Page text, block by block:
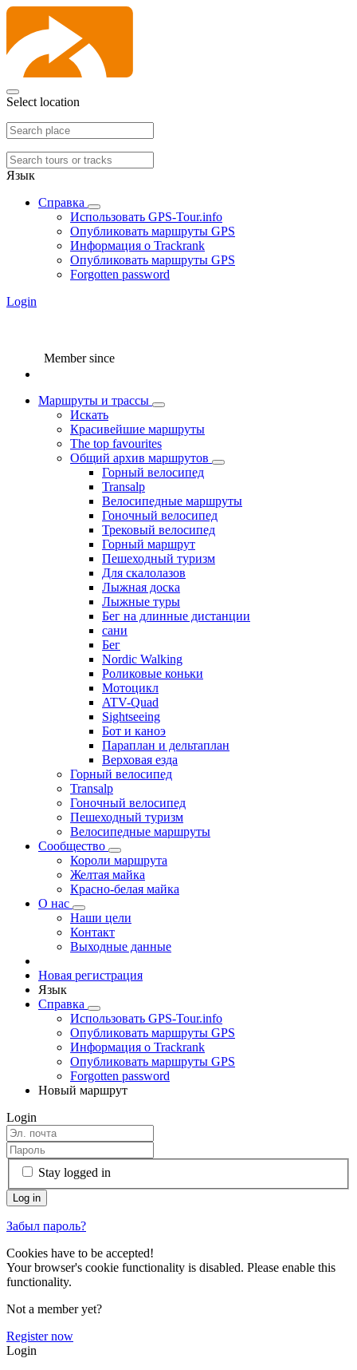
Select location
Язык
Справка
Использовать GPS-Tour.info
Опубликовать маршруты GPS
Информация о Trackrank
Опубликовать маршруты GPS
Forgotten password
Login
Member since
Маршруты и трассы
Искать
Красивейшие маршруты
The top favourites
Общий архив маршрутов
Горный велосипед
Transalp
Велосипедные маршруты
Гоночный велосипед
Трековый велосипед
Горный маршрут
Пешеходный туризм
Для скалолазов
Лыжная доска
Лыжные туры
Бег на длинные дистанции
сани
Бег
Nordic Walking
Роликовые коньки
Мотоцикл
ATV-Quad
Sightseeing
Бот и каноэ
Параплан и дельтаплан
Верховая езда
Горный велосипед
Transalp
Гоночный велосипед
Пешеходный туризм
Велосипедные маршруты
Сообщество
Короли маршрута
Желтая майка
Красно-белая майка
О нас
Наши цели
Контакт
Выходные данные
Новая регистрация
Язык
Справка
Использовать GPS-Tour.info
Опубликовать маршруты GPS
Информация о Trackrank
Опубликовать маршруты GPS
Forgotten password
Новый маршрут
Login
Stay logged in
Забыл пароль?
Cookies have to be accepted!
Your browser's cookie functionality is disabled. Please enable this
functionality.
Not a member yet?
Register now
Login